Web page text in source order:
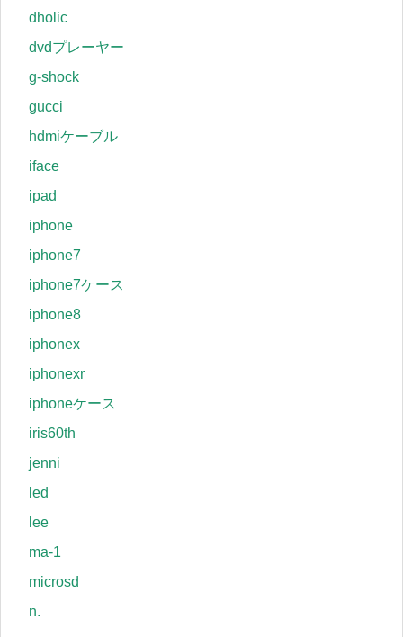
dholic
dvdプレーヤー
g-shock
gucci
hdmiケーブル
iface
ipad
iphone
iphone7
iphone7ケース
iphone8
iphonex
iphonexr
iphoneケース
iris60th
jenni
led
lee
ma-1
microsd
n.